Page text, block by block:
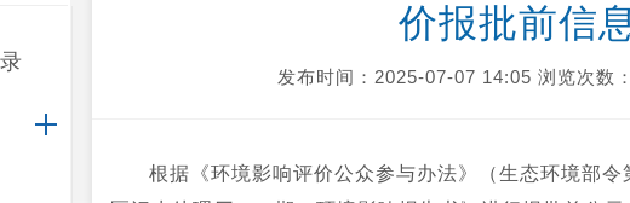
价报批前信
发布时间：2025-07-07 14:05 浏览次数
根据《环境影响评价公众参与办法》（生态环境部令